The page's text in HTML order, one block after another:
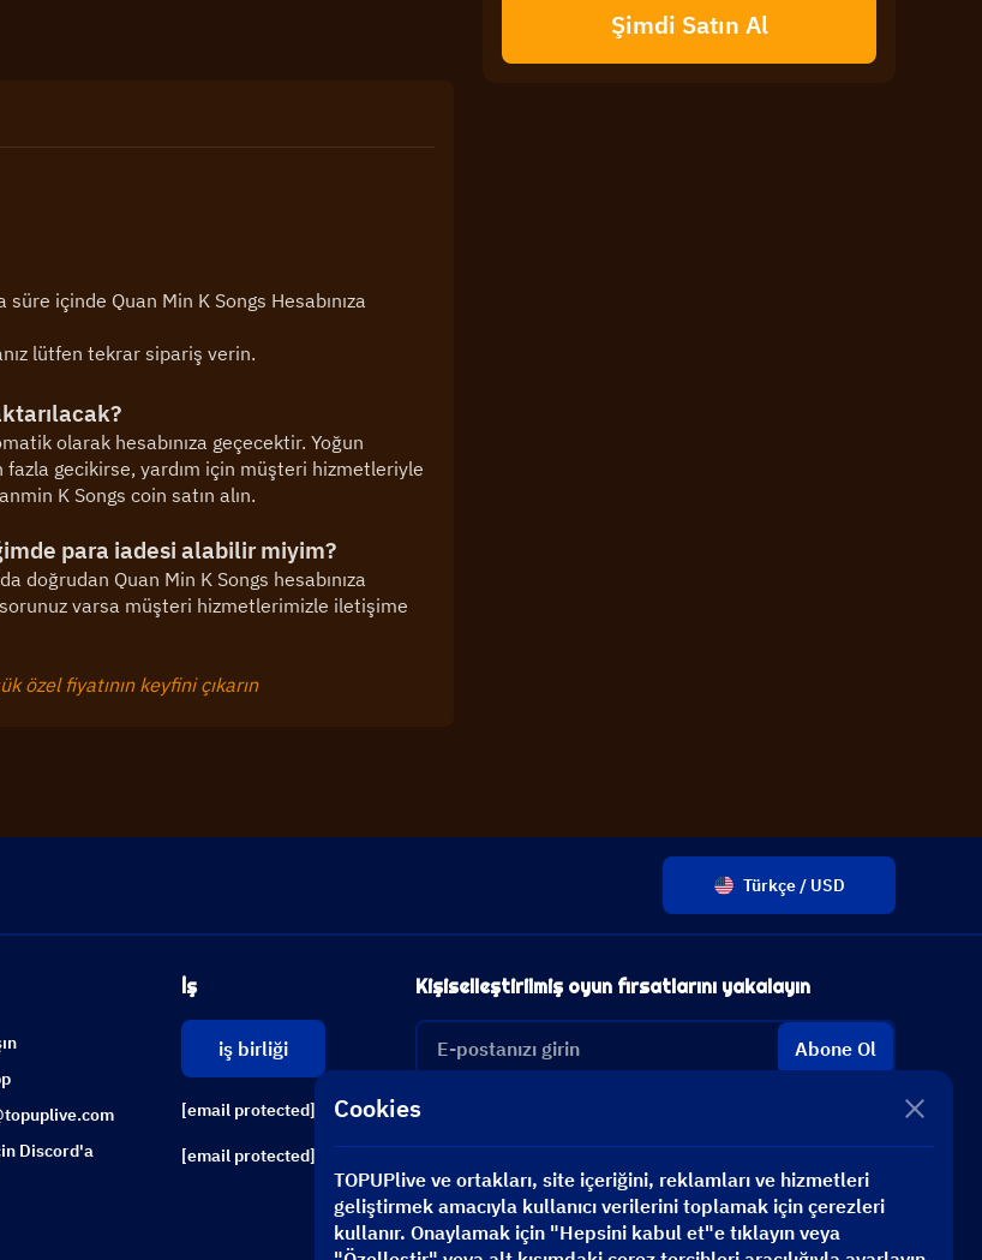
içinde Quan Min K Songs Hesabınıza
lütfen tekrar sipariş verin.
olarak hesabınıza geçecektir. Yoğun
gecikirse, yardım için müşteri hizmetleriyle
K Songs coin satın alın.
para iadesi alabilir miyim?
doğrudan Quan Min K Songs hesabınıza
varsa müşteri hizmetlerimizle iletişime
özel fiyatının keyfini çıkarın
Şimdi Satın Al
Türkçe / USD
Discord'a
İş
iş birliği
[email protected]
[email protected]
Kişiselleştirilmiş oyun fırsatlarını yakalayın
Abone Ol
Cookies
TOPUPlive ve ortakları, site içeriğini, reklamları ve hizmetleri
geliştirmek amacıyla kullanıcı verilerini toplamak için çerezleri
kullanır. Onaylamak için "Hepsini kabul et"e tıklayın veya